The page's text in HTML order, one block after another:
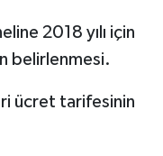
2018 yılı için
belirlenmesi.
ücret tarifesinin